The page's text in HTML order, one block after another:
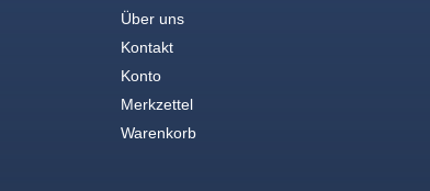
Über uns
Kontakt
Konto
Merkzettel
Warenkorb